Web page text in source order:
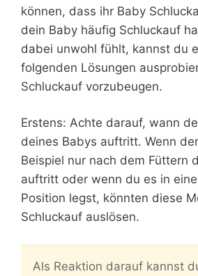
können, dass ihr Baby
dein Baby häufig Schluckauf
dabei unwohl fühlt, kannst du
folgenden Lösungen
Schluckauf vorzubeugen.
Erstens: Achte darauf, wann
deines Babys auftritt. Wenn
Beispiel nur nach dem Füttern
auftritt oder wenn du es in
Position legst, könnten diese
Schluckauf auslösen.
Als Reaktion darauf kannst